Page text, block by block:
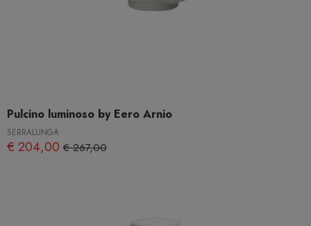
Pulcino luminoso by Eero Arnio
SERRALUNGA
€ 204,00 € 267,00